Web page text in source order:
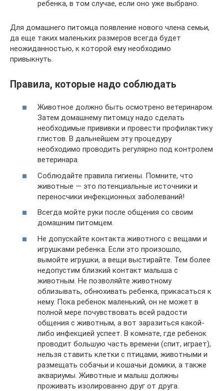
ребенка, в том случае, если оно уже выбрано.
Для домашнего питомца появление нового члена семьи,
да еще таких маленьких размеров всегда будет
неожиданностью, к которой ему необходимо
привыкнуть.
Правила, которые надо соблюдать
Животное должно быть осмотрено ветеринаром.
Затем домашнему питомцу надо сделать
необходимые прививки и провести профилактику
глистов. В дальнейшем эту процедуру
необходимо проводить регулярно под контролем
ветеринара.
Соблюдайте правила гигиены. Помните, что
животные — это потенциальные источники и
переносчики инфекционных заболеваний!
Всегда мойте руки после общения со своим
домашним питомцем.
Не допускайте контакта животного с вещами и
игрушками ребенка. Если это произошло,
вымойте игрушки, а вещи выстирайте. Тем более
недопустим близкий контакт малыша с
животным. Не позволяйте животному
облизывать, обнюхивать ребенка, прикасаться к
нему. Пока ребенок маленький, он не может в
полной мере почувствовать всей радости
общения с животным, а вот заразиться какой-
либо инфекцией успеет. В комнате, где ребенок
проводит большую часть времени (спит, играет),
нельзя ставить клетки с птицами, животными и
размещать собачьи и кошачьи домики, а также
аквариумы. Животные и малыш должны
проживать изолированно друг от друга.